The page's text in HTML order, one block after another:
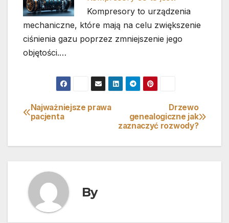
Kompresory to urządzenia
mechaniczne, które mają na celu zwiększenie
ciśnienia gazu poprzez zmniejszenie jego
objętości.…
Nawigacja
Drzewo
genealogiczne jak
zaznaczyć rozwody?
Najważniejsze prawa
pacjenta
By